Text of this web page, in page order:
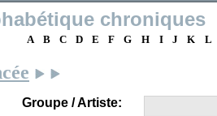
chroniques
A B C D E F G H I J K L
Groupe / Artiste: